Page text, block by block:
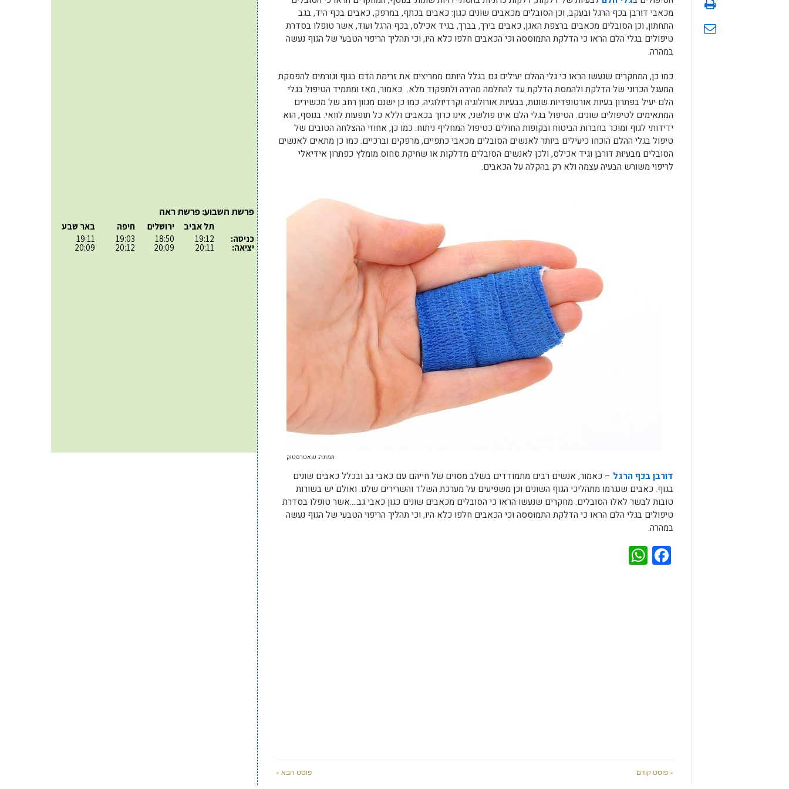
מכאבי דורבן בכף הרגל ובעקב, וכן הסובלים מכאבים שונים כגון: כאבים בכתף, במרפק, כאבים בכף היד, בגב
התחתון, וכן הסובלים מכאבים ברצפת האגן, כאבים בירך, בברך, בגיד אכילס, בכף הרגל ועוד, אשר טופלו בסדרת
טיפולים בגלי הלם הראו כי הדלקת התמוססה וכי הכאבים חלפו כלא היו, וכי תהליך הריפוי הטבעי של הגוף נעשה
במהרה.
כמו כן, המחקרים שנעשו הראו כי גלי ההלם יעילים גם בגלל היותם ממריצים את זרימת הדם בגוף וגורמים להפסקת
המעגל הכרוני של הדלקת ולהמסת הדלקת עד להחלמה מהירה ולתפקוד מלא. כאמור, מאז ומתמיד הטיפול בגלי
הלם יעיל בפתרון בעיות אורטופדיות שונות, בבעיות אורולוגיה וקרדיולוגיה. כמו כן ישנם מגוון רחב של מכשירים
המתאימים לטיפולים שונים. הטיפול בגלי הלם אינו פולשני, אינו כרוך בכאבים וללא כל תופעות לוואי. בנוסף, הוא
ידידותי לגוף ומוכר בחברות הביטוח ובקופות החולים כטיפול המחליף ניתוח. כמו כן, אחוזי ההצלחה הטובים של
טיפול בגלי ההלם הוכחו כיעילים ביותר לאנשים הסובלים מכאבי כתפיים, מרפקים וברכיים. כמו כן מתאים לאנשים
הסובלים מבעיות דורבן וגיד אכילס, ולכן לאנשים הסובלים מדלקות או שחיקת סחוס מומלץ כפתרון אידיאלי
לריפוי משורש הבעיה עצמה ולא רק בהקלה על הכאבים.
תמונה: שאטרסטוק
דורבן בכף הרגל – כאמור, אנשים רבים מתמודדים בשלב מסוים של חייהם עם כאבי גב ובכלל כאבים שונים
בגוף. כאבים שנגרמו מתהליכי הגוף השונים וכן משפיעים על מערכת השלד והשרירים שלנו. ואולם יש בשורות
טובות לבשר לאלו הסובלים. מחקרים שנעשו הראו כי הסובלים מכאבים שונים כגון כאבי גב….אשר טופלו בסדרת
טיפולים בגלי הלם הראו כי הדלקת התמוססה וכי הכאבים חלפו כלא היו, וכי תהליך הריפוי הטבעי של הגוף נעשה
במהרה.
Facebook
« פוסט קודם פוסט הבא »
פרשת השבוע: פרשת ראה
כניסה:
יציאה:
תל אביב
19:12
20:11
ירושלים
18:50
20:09
חיפה
19:03
20:12
באר שבע
19:11
20:09